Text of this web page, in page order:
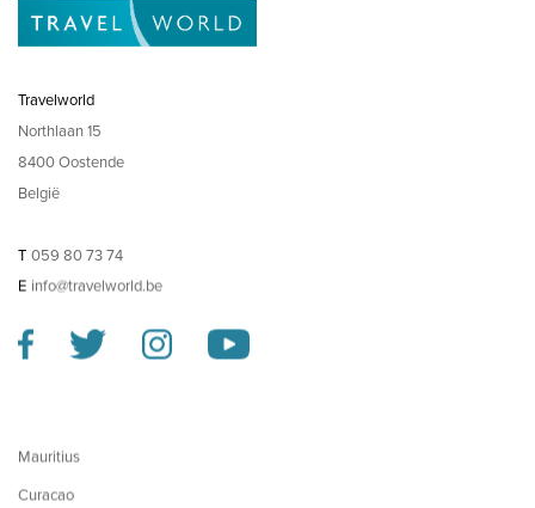
Travelworld
Northlaan 15
8400 Oostende
België
T 059 80 73 74
E info@travelworld.be
Mauritius
Curacao